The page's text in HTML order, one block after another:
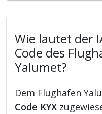
Wie lautet der
Code des
Yalumet?
Dem Flughafen
Code KYX